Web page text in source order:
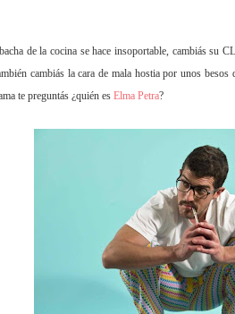
de la cocina se hace insoportable, cambiás
cambiás la cara de mala hostia por unos
te preguntás ¿quién es Elma Petra?